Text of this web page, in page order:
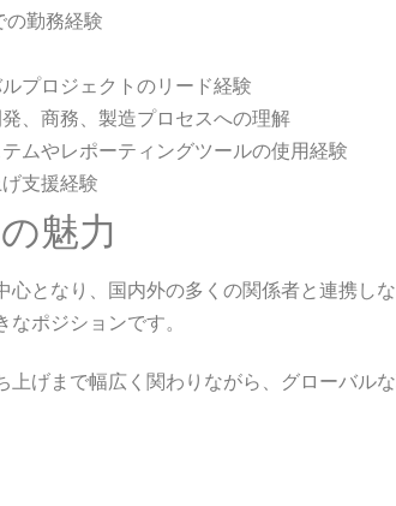
の勤務経験
プロジェクトのリード経験
、商務、製造プロセスへの理解
ムやレポーティングツールの使用経験
支援経験
魅力
となり、国内外の多くの関係者と連携し
ポジションです。
上げまで幅広く関わりながら、グローバル